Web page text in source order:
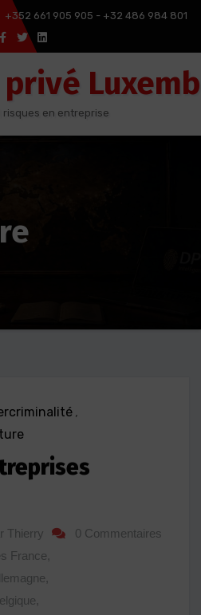
+352 661 905 905 - +32 486 984 801
en entreprise
,
Thierry
0 Commentaires
France,
,
,